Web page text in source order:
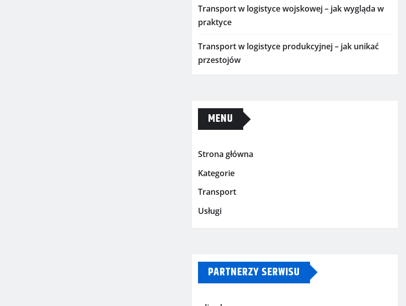
Transport w logistyce wojskowej – jak wygląda w
praktyce
Transport w logistyce produkcyjnej – jak unikać
przestojów
MENU
Strona główna
Kategorie
Transport
Usługi
PARTNERZY SERWISU